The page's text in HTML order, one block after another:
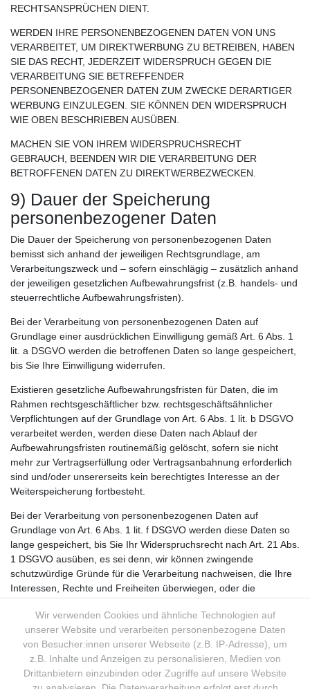
RECHTSANSPRÜCHEN DIENT.
WERDEN IHRE PERSONENBEZOGENEN DATEN VON UNS
VERARBEITET, UM DIREKTWERBUNG ZU BETREIBEN, HABEN
SIE DAS RECHT, JEDERZEIT WIDERSPRUCH GEGEN DIE
VERARBEITUNG SIE BETREFFENDER
PERSONENBEZOGENER DATEN ZUM ZWECKE DERARTIGER
WERBUNG EINZULEGEN. SIE KÖNNEN DEN WIDERSPRUCH
WIE OBEN BESCHRIEBEN AUSÜBEN.
MACHEN SIE VON IHREM WIDERSPRUCHSRECHT
GEBRAUCH, BEENDEN WIR DIE VERARBEITUNG DER
BETROFFENEN DATEN ZU DIREKTWERBEZWECKEN.
9) Dauer der Speicherung
personenbezogener Daten
Die Dauer der Speicherung von personenbezogenen Daten
bemisst sich anhand der jeweiligen Rechtsgrundlage, am
Verarbeitungszweck und – sofern einschlägig – zusätzlich anhand
der jeweiligen gesetzlichen Aufbewahrungsfrist (z.B. handels- und
steuerrechtliche Aufbewahrungsfristen).
Bei der Verarbeitung von personenbezogenen Daten auf
Grundlage einer ausdrücklichen Einwilligung gemäß Art. 6 Abs. 1
lit. a DSGVO werden die betroffenen Daten so lange gespeichert,
bis Sie Ihre Einwilligung widerrufen.
Existieren gesetzliche Aufbewahrungsfristen für Daten, die im
Rahmen rechtsgeschäftlicher bzw. rechtsgeschäftsähnlicher
Verpflichtungen auf der Grundlage von Art. 6 Abs. 1 lit. b DSGVO
verarbeitet werden, werden diese Daten nach Ablauf der
Aufbewahrungsfristen routinemäßig gelöscht, sofern sie nicht
mehr zur Vertragserfüllung oder Vertragsanbahnung erforderlich
sind und/oder unsererseits kein berechtigtes Interesse an der
Weiterspeicherung fortbesteht.
Bei der Verarbeitung von personenbezogenen Daten auf
Grundlage von Art. 6 Abs. 1 lit. f DSGVO werden diese Daten so
lange gespeichert, bis Sie Ihr Widerspruchsrecht nach Art. 21 Abs.
1 DSGVO ausüben, es sei denn, wir können zwingende
schutzwürdige Gründe für die Verarbeitung nachweisen, die Ihre
Interessen, Rechte und Freiheiten überwiegen, oder die
Verteidigung von Rechtsansprüchen.
Bei der Verarbeitung von personenbezogenen Daten zum Zwecke
der Direktwerbung auf Grundlage von Art. 6 Abs. 1 lit. f DSGVO
werden diese Daten so lange gespeichert, bis Sie Ihr
Widerspruchsrecht nach Art. 21 Abs. 2 DSGVO ausüben.
Wir verwenden Cookies und ähnliche Technologien auf
unserer Website und verarbeiten personenbezogene Daten
von Besucher:innen unserer Webseite (z.B. IP-Adresse), um
z.B. Inhalte und Anzeigen zu personalisieren, Medien von
Drittanbietern einzubinden oder Zugriffe auf unsere Website